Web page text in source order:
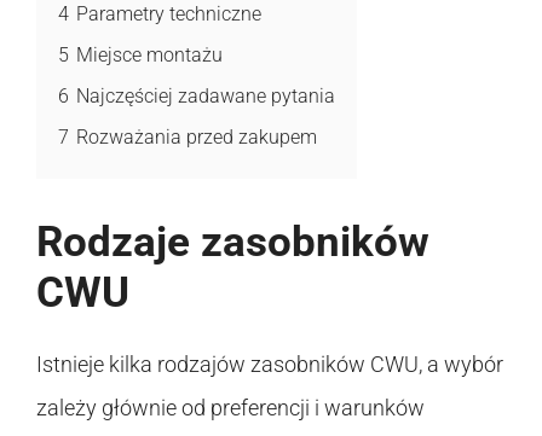
4 Parametry techniczne
5 Miejsce montażu
6 Najczęściej zadawane pytania
7 Rozważania przed zakupem
Rodzaje zasobników
CWU
Istnieje kilka rodzajów zasobników CWU, a wybór
zależy głównie od preferencji i warunków